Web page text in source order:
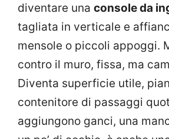
diventare una console da
tagliata in verticale e
mensole o piccoli appoggi.
contro il muro, fissa, ma
Diventa superficie utile,
contenitore di passaggi
aggiungono ganci, una